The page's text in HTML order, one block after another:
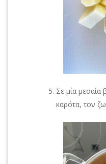
Σε μία μεσαία
καρότα, τον